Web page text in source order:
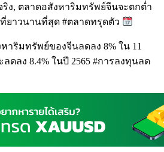
ง, ตลาดอสังหาริมทรัพย์จีนจะตกต่ำ
ยาวนานที่สุด #ตลาดทรุดตัว
าริมทรัพย์ของจีนลดลง 8% ใน 11
ดลง 8.4% ในปี 2565 #การลงทุนลด